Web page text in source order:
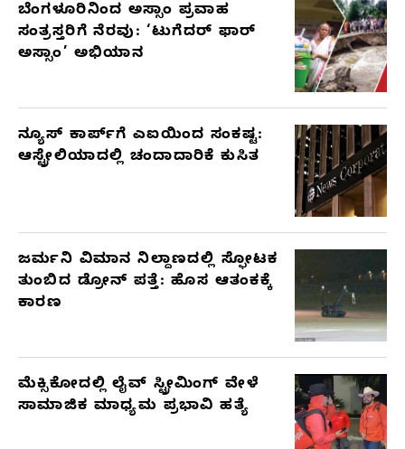
RELATED
ARTICLES
ಬೆಂಗಳೂರಿನಿಂದ ಅಸ್ಸಾಂ ಪ್ರವಾಹ
ಸಂತ್ರಸ್ತರಿಗೆ ನೆರವು: ‘ಟುಗೆದರ್ ಫಾರ್
ಅಸ್ಸಾಂ’ ಅಭಿಯಾನ
ನ್ಯೂಸ್ ಕಾರ್ಪ್‌ಗೆ ಎಐಯಿಂದ ಸಂಕಷ್ಟ:
ಆಸ್ಟ್ರೇಲಿಯಾದಲ್ಲಿ ಚಂದಾದಾರಿಕೆ ಕುಸಿತ
ಜರ್ಮನಿ ವಿಮಾನ ನಿಲ್ದಾಣದಲ್ಲಿ ಸ್ಫೋಟಕ
ತುಂಬಿದ ಡ್ರೋನ್ ಪತ್ತೆ: ಹೊಸ ಆತಂಕಕ್ಕೆ
ಕಾರಣ
ಮೆಕ್ಸಿಕೋದಲ್ಲಿ ಲೈವ್ ಸ್ಟ್ರೀಮಿಂಗ್ ವೇಳೆ
ಸಾಮಾಜಿಕ ಮಾಧ್ಯಮ ಪ್ರಭಾವಿ ಹತ್ಯೆ